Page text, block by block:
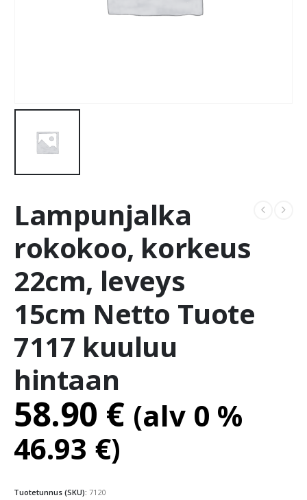
Lampunjalka
rokokoo, korkeus
22cm, leveys
15cm Netto Tuote
7117 kuuluu
hintaan
58.90 € (alv 0 %
46.93 €)
Tuotetunnus (SKU): 7120